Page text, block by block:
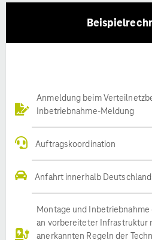
Anmeldung beim
Inbetriebnahme-Meldung
Auftragskoordination
Anfahrt innerhalb
Montage und Inbetriebnahme
an vorbereiteter Infrastruktur
anerkannten Regeln der